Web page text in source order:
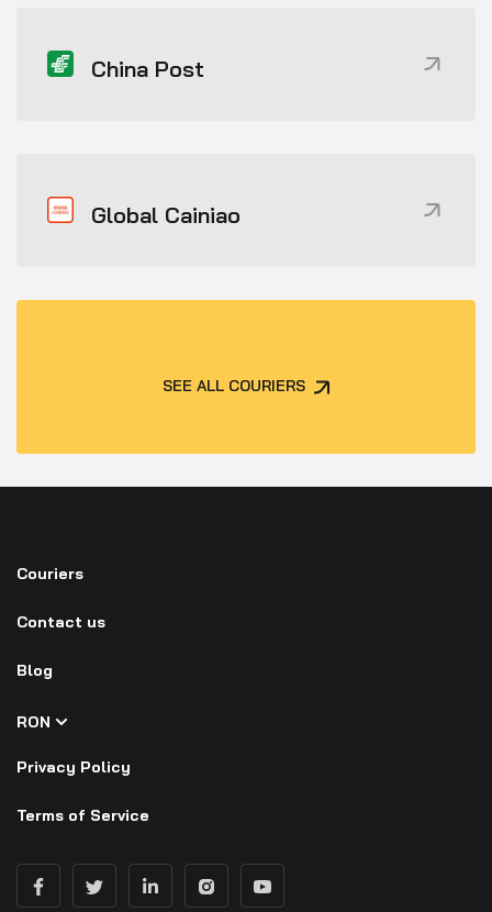
China Post
Global Cainiao
SEE ALL COURIERS
Couriers
Contact us
Blog
RON
Privacy Policy
Terms of Service